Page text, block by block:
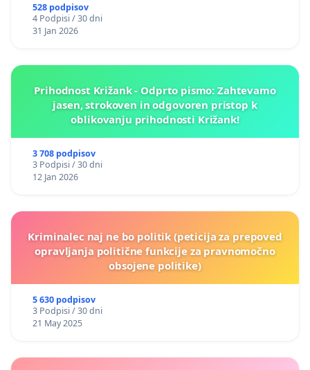
528 podpisov
4 Podpisi / 30 dni
31 Jan 2026
Prihodnost Križank - Odprto pismo: Zahtevamo
jasen, strokoven in odgovoren pristop k
oblikovanju prihodnosti Križank!
3 708 podpisov
3 Podpisi / 30 dni
12 Jan 2026
Kriminalec naj ne bo politik (peticija za prepoved
opravljanja politične funkcije za pravnomočno
obsojene politike)
5 630 podpisov
3 Podpisi / 30 dni
21 May 2025